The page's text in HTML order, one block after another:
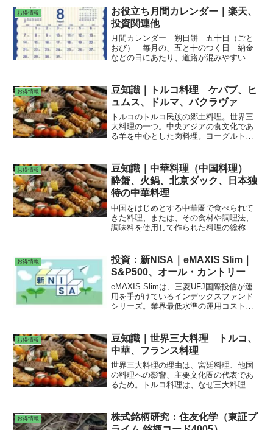
風に好調。が、好採算のＯＴＣの出足鈍
い。調剤は仕入れ交渉厳しく採算悪化。
店舗改装費用や水道光熱費増もあり、連
続営業減益。配当維持。
お得情報
お役立ち月間カレンダー｜楽天、
投資関連他
月間カレンダー 朔日餅 五十日（ごと
おび） 毎月の、五と十のつく日 納金
などの日にあたり、道路が混みやすいと
行 ATM引出手数料
お得情報
豆知識｜トルコ料理 ケバブ、ヒ
ュムス、ドルマ、バクラヴァ
トルコのトルコ民族の郷土料理。世界三
大料理の一つ。中央アジアの食文化であ
る羊を中心とした肉料理。ヨーグルトや
肉を串に刺して焼いた料理。ヒュムス：
ひよこ豆や練りごま、ニンニクなどをペ
ースト状にしたディップ。パンや野菜に
添えて食べる。サバサンド、トルコ紅茶
（チャイ）、トルココーヒー 、ドンドゥ
ルマ（トルコアイス）、サーレップ
お得情報
豆知識｜中華料理（中国料理）
酔蟹、火鍋、北京ダック、日本独
特の中華料理
中国をはじめとする中華圏で食べられて
きた料理、または、その食材や調理法、
調味料を使用して作られた料理の総称。
蟹を花椒、生姜などといっしょに紹興酒
の甕に漬け込んだもの。火鍋は、火にか
けて煮込みながら食べる鍋料理。宮保鶏
丁は、賽の目切りにした鶏肉を油で炒め
て火を通し、唐辛子、豆板醤、米酢、砂
糖を加え、ピーナッツや白ネギと共に炒
お得情報
投資：新NISA｜eMAXIS Slim｜
S&P500、オール・カントリー
eMAXIS Slimは、三菱UFJ国際投信が運
用を手がけているインデックスファンド
シリーズ。業界最低水準の運用コストを
数に連動する投資。全世界株式（オー
ル・カントリー）は、日本を含む先進国
および新興国の株式市場の値動きに連動
して投資。米国約60％。「オルカン」と
言われている。
お得情報
豆知識｜世界三大料理 トルコ、
中華、フランス料理
世界三大料理の理由は、宮廷料理、他国
の料理への影響、主要文化圏の代表であ
るため。トルコ料理は、なぜ三大料理に
料理、スペイン料理、中国料理。インド
料理が入る。韓国料理が入る。ペルー料
お得情報
株式銘柄研究：住友化学（東証プ